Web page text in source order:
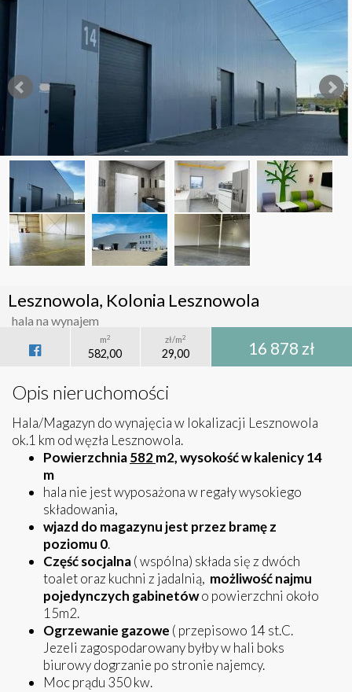
Lesznowola, Kolonia Lesznowola
hala na wynajem
m2
582,00
zł/m2
29,00 16 878 zł
Opis nieruchomości
Hala/Magazyn do wynajęcia w lokalizacji Lesznowola
ok.1 km od węzła Lesznowola.
Powierzchnia582m2, wysokość w kalenicy 14
m
hala nie jest wyposażona w regały wysokiego
składowania,
wjazd do magazynu jest przez bramę z
poziomu 0.
Część socjalna( wspólna) składa się z dwóch
toalet oraz kuchni z jadalnią, możliwość najmu
pojedynczych gabinetówo powierzchni około
15m2.
Ogrzewanie gazowe ( przepisowo 14 st.C.
Jezeli zagospodarowany byłby w hali boks
biurowy dogrzanie po stronie najemcy.
Moc prądu 350 kw.